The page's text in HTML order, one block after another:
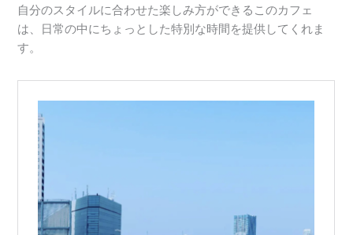
自分のスタイルに合わせた楽しみ方ができるこのカフェ
は、日常の中にちょっとした特別な時間を提供してくれま
す。